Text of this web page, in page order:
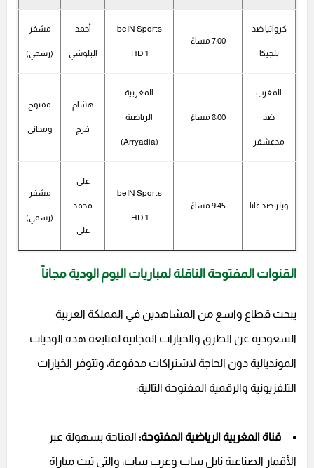
كرواتيا ضد
بلجيكا
7:00 مساءً
beIN Sports
HD 1
أحمد
البلوشي
مشفر
(رسمي)
المغرب
ضد
مدغشقر
8:00 مساءً
المغربية
الرياضية
(Arryadia)
هشام
فرج
مفتوح
ومجاني
ويلز ضد غانا 9:45 مساءً
beIN Sports
HD 1
علي
محمد
علي
مشفر
(رسمي)
القنوات المفتوحة الناقلة لمباريات اليوم الودية مجاناً
يبحث قطاع واسع من المشاهدين في المملكة العربية
السعودية عن الطرق والخيارات المجانية لمتابعة هذه الوديات
المونديالية دون الحاجة لاشتراكات مدفوعة، وتتوفر الخيارات
التلفزيونية والرقمية المفتوحة التالية:
قناة المغربية الرياضية المفتوحة: المتاحة بسهولة عبر
الأقمار الصناعية نايل سات وعرب سات، والتي تبث مباراة